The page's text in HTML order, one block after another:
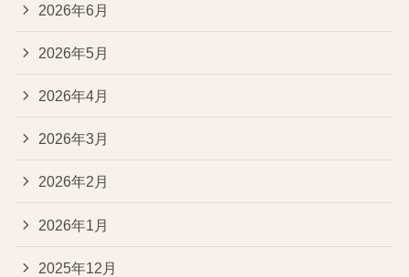
2026年6月
2026年5月
2026年4月
2026年3月
2026年2月
2026年1月
2025年12月